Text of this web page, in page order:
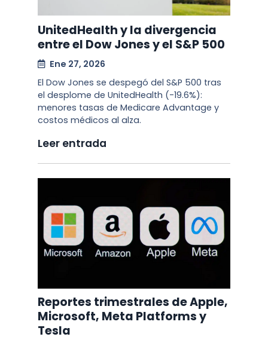
UnitedHealth y la divergencia
entre el Dow Jones y el S&P 500
Ene 27, 2026
El Dow Jones se despegó del S&P 500 tras
el desplome de UnitedHealth (-19.6%):
menores tasas de Medicare Advantage y
costos médicos al alza.
Leer entrada
Reportes trimestrales de Apple,
Microsoft, Meta Platforms y
Tesla